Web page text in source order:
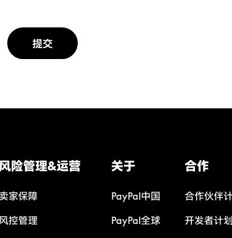
提交
险管理&运营
卖家保障
控管理
关于
PayPal中国
PayPal全球
合作
合作伙伴
开发者计划